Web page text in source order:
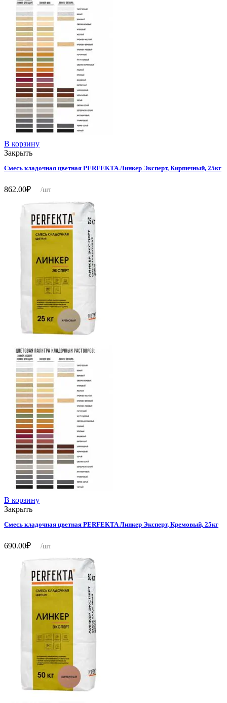
В корзину
Закрыть
Смесь кладочная цветная PERFEKTA Линкер Эксперт, Кирпичный, 25кг
862.00₽ /шт
В корзину
Закрыть
Смесь кладочная цветная PERFEKTA Линкер Эксперт, Кремовый, 25кг
690.00₽ /шт